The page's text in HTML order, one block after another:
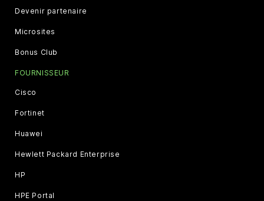
Devenir partenaire
Microsites
Bonus Club
FOURNISSEUR
Cisco
Fortinet
Huawei
Hewlett Packard Enterprise
HP
HPE Portal